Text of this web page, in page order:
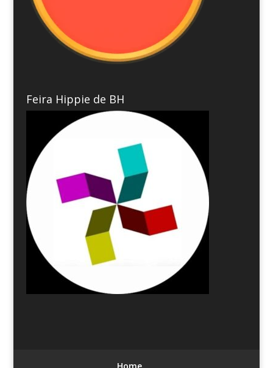
Feira Hippie de BH